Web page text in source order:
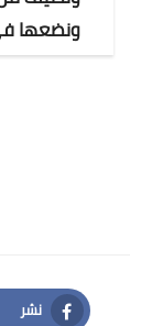
ونضعها
نشر